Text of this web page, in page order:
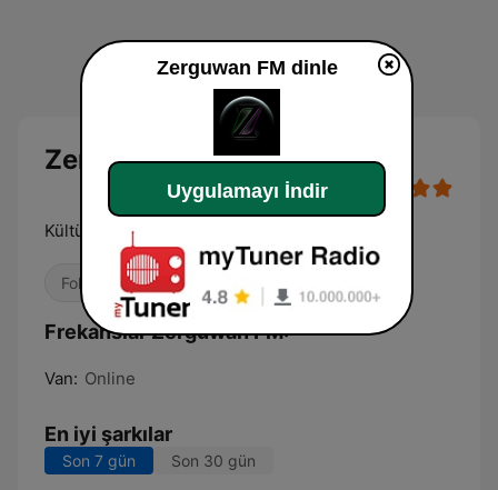
Zerguwan FM
Kültürün ritmi , müziğin kalbi !
Folk Dünya Müziği
Frekanslar Zerguwan FM:
Van: Online
En iyi şarkılar
Son 7 gün Son 30 gün
Zerguwan FM dinle
Uygulamayı İndir